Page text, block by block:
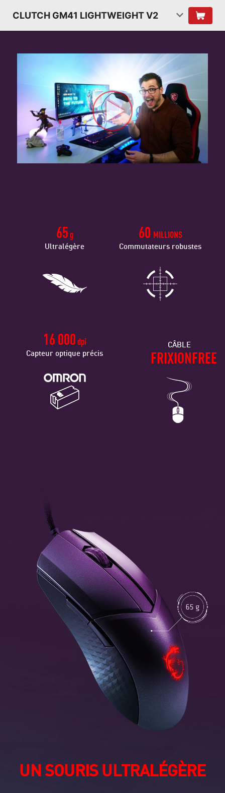
CLUTCH GM41 LIGHTWEIGHT V2
65 g
Ultralégère
60 MILLIONS
Commutateurs robustes
16 000 dpi
Capteur optique précis
CÂBLE
FRIXIONFREE
UN SOURIS ULTRALÉGÈRE